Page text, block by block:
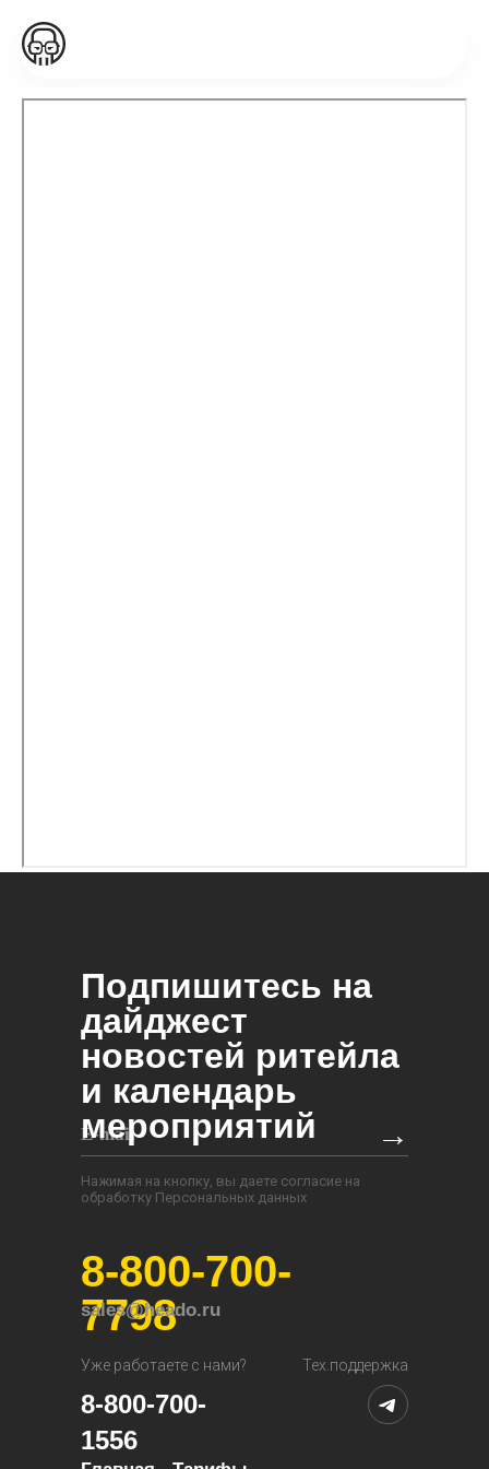
Подпишитесь на
дайджест
новостей ритейла
и календарь
мероприятий
8-800-700-
7798
sales@heado.ru
Уже работаете с нами? Тех.поддержка
8-800-700-
1556
→
Нажимая на кнопку, вы даете согласие на
обработку Персональных данных